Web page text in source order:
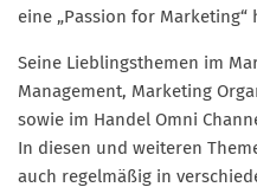
Bundesverband Marketing
MARKETING PIONIERE
Marketing Pioniere im
Newsletter
eine „Passion for Marketing“
Seine Lieblingsthemen im
Management, Marketing
sowie im Handel Omni
In diesen und weiteren
auch regelmäßig in